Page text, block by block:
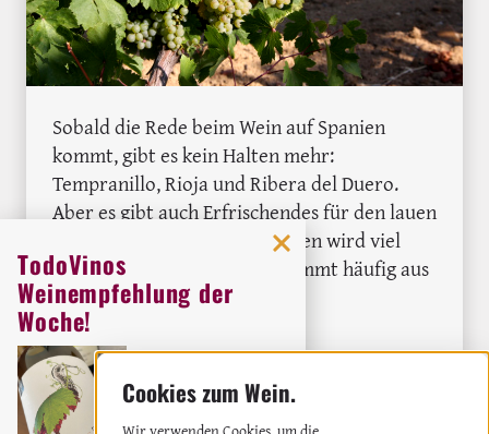
Sobald die Rede beim Wein auf Spanien
kommt, gibt es kein Halten mehr:
Tempranillo, Rioja und Ribera del Duero.
Aber es gibt auch Erfrischendes für den lauen
Sommerabend. Denn in Spanien wird viel
Weißwein produziert. Der kommt häufig aus
Rueda.
Weiterlesen
MEHR ÜBER KASTILIEN UND LEÓN
TodoVinos
Weinempfehlung der
Woche!
Orig
Weingut:Miquel Oliver
Weißwein
2023